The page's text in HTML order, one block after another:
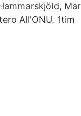
All'ONU. 1tim